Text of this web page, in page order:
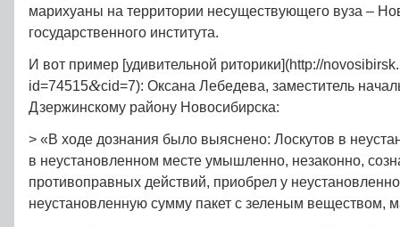
марихуаны на территории несуществующего вуза –
государственного института.
И вот пример [удивительной риторики](http://
id=74515&cid=7): Оксана Лебедева, заместитель
Дзержинскому району Новосибирска:
> «В ходе дознания было выяснено: Лоскутов в
в неустановленном месте умышленно, незаконно,
противоправных действий, приобрел у
неустановленную сумму пакет с зеленым веществом,